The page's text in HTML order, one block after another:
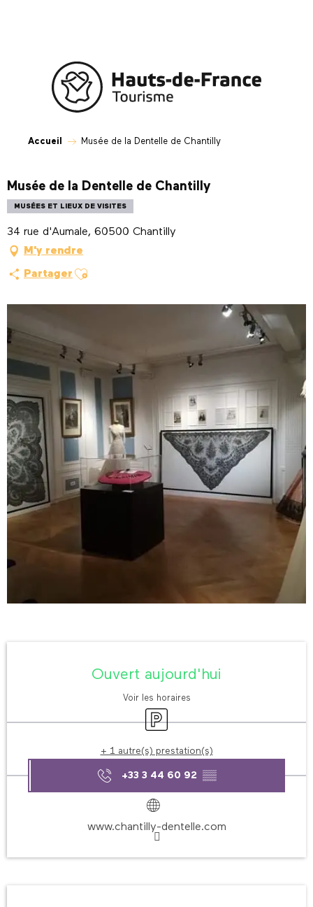
Accueil Musée de la Dentelle de Chantilly
Musée de la Dentelle de Chantilly
MUSÉES ET LIEUX DE VISITES
34 rue d'Aumale, 60500 Chantilly
M'y rendre
Partager Ajouter aux favoris
Ouvert aujourd'hui
Voir les horaires
Parking
+ 1 autre(s) prestation(s)
+33 3 44 60 92 ▒▒
www.chantilly-dentelle.com